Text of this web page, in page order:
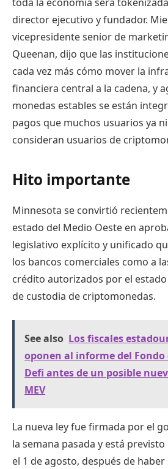
director ejecutivo y fundador.
vicepresidente senior de
Queenan, dijo que las
cada vez más cómo mover la
financiera central a la cadena, y
monedas estables se están
pagos que muchos usuarios ya
consideran usuarios de
Hito importante
Minnesota se convirtió
estado del Medio Oeste en
legislativo explícito y unificado
los bancos comerciales como a
crédito autorizados por el
de custodia de criptomonedas.
See also Los fiscales
oponen al informe del Fondo
Defi antes de un posible
MEV
La nueva ley fue firmada por el
la semana pasada y está
el 1 de agosto, después de